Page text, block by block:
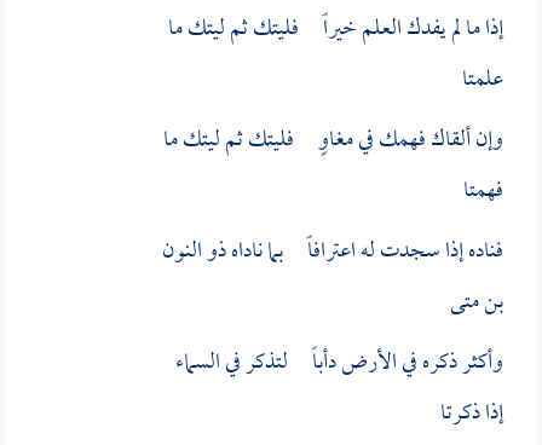
إذا ما لم يفدك العلم خيراً فليتك ثم ليتك ما
علمتا
وإن ألقاك فهمك في مغاوٍ فليتك ثم ليتك ما
فهمتا
فناده إذا سجدت له اعترافاً بما ناداه ذو النون
بن متى
وأكثر ذكره في الأرض دأباً لتذكر في السماء
إذا ذكرتا